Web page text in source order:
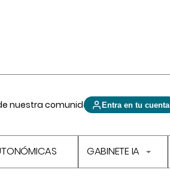
nuestra comunidad Entra en tu cuenta
GABINETE IA